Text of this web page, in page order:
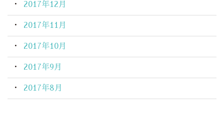
2017年12月
2017年11月
2017年10月
2017年9月
2017年8月